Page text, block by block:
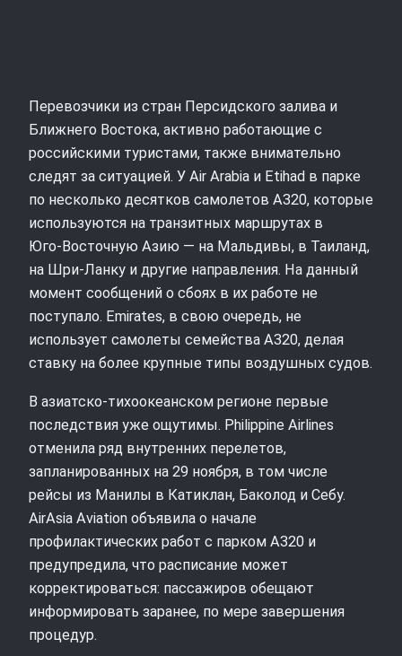
Перевозчики из стран Персидского залива и
Ближнего Востока, активно работающие с
российскими туристами, также внимательно
следят за ситуацией. У Air Arabia и Etihad в парке
по несколько десятков самолетов А320, которые
используются на транзитных маршрутах в
Юго‑Восточную Азию — на Мальдивы, в Таиланд,
на Шри‑Ланку и другие направления. На данный
момент сообщений о сбоях в их работе не
поступало. Emirates, в свою очередь, не
использует самолеты семейства A320, делая
ставку на более крупные типы воздушных судов.
В азиатско‑тихоокеанском регионе первые
последствия уже ощутимы. Philippine Airlines
отменила ряд внутренних перелетов,
запланированных на 29 ноября, в том числе
рейсы из Манилы в Катиклан, Баколод и Себу.
AirAsia Aviation объявила о начале
профилактических работ с парком A320 и
предупредила, что расписание может
корректироваться: пассажиров обещают
информировать заранее, по мере завершения
процедур.